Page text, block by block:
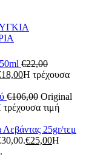
€22,00
18,00Η τρέχουσα
€106,00 Original
τιμή
25gr/τεμ
€25,00Η